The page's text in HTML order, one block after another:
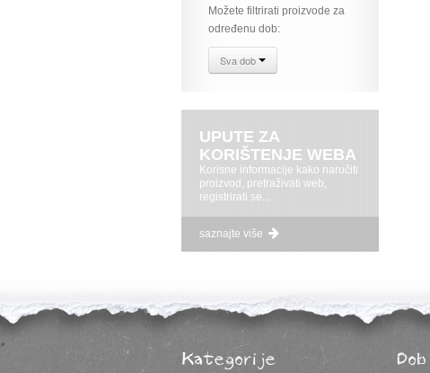
Možete filtrirati proizvode za
određenu dob:
Sva dob
UPUTE ZA
KORIŠTENJE WEBA
Korisne informacije kako naručiti
proizvod, pretraživati web,
registrirati se...
saznajte više
Kategorije Dob